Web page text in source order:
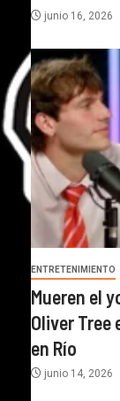
junio 16, 2026
ENTRETENIMIENTO
Mueren el
Oliver
en Río
junio 14, 2026